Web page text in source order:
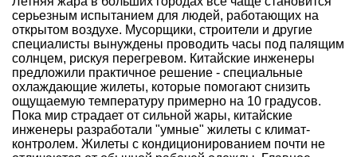
серьезным испытанием для людей, работающих на
открытом воздухе. Мусорщики, строители и другие
специалисты вынуждены проводить часы под палящим
солнцем, рискуя перегревом. Китайские инженеры
предложили практичное решение - специальные
охлаждающие жилеты, которые помогают снизить
ощущаемую температуру примерно на 10 градусов.
Пока мир страдает от сильной жары, китайские
инженеры разработали "умные" жилеты с климат-
контролем. Жилеты с кондиционированием почти не